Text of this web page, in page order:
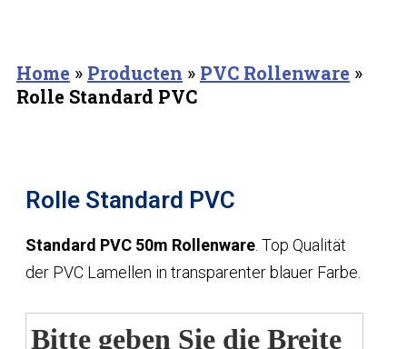
Home » Producten » PVC Rollenware »
Rolle Standard PVC
Rolle Standard PVC
Standard PVC 50m Rollenware . Top Qualität
der PVC Lamellen in transparenter blauer Farbe.
Bitte geben Sie die Breite